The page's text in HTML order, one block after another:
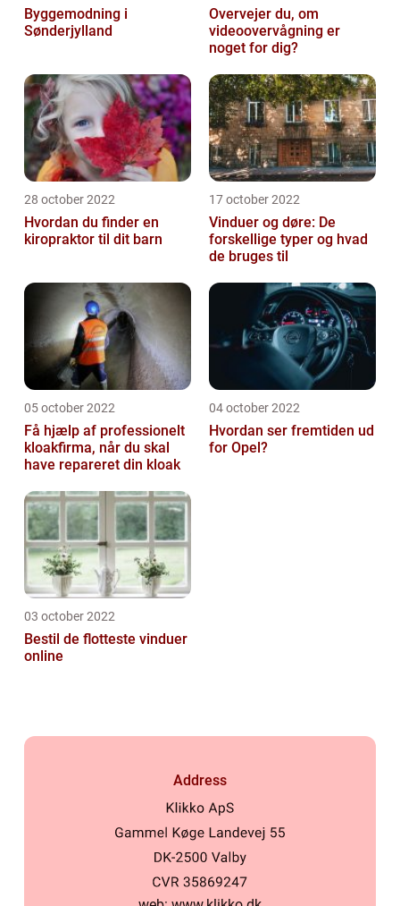
Byggemodning i
Sønderjylland
Overvejer du, om
videoovervågning er
noget for dig?
28 october 2022
Hvordan du finder en
kiropraktor til dit barn
17 october 2022
Vinduer og døre: De
forskellige typer og hvad
de bruges til
05 october 2022
Få hjælp af professionelt
kloakfirma, når du skal
have repareret din kloak
04 october 2022
Hvordan ser fremtiden ud
for Opel?
03 october 2022
Bestil de flotteste vinduer
online
Address